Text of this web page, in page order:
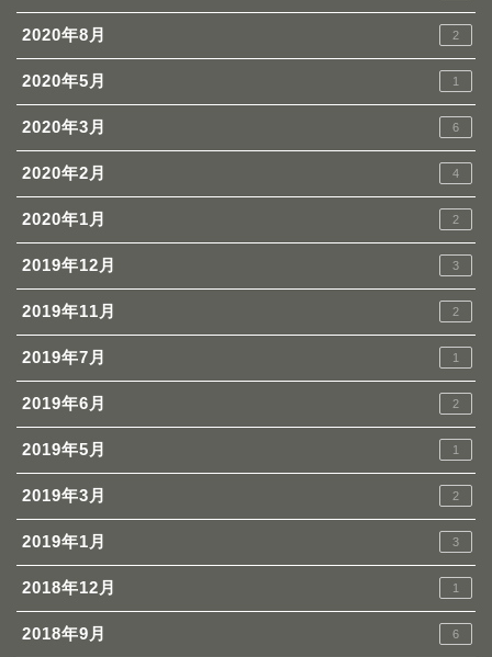
2020年8月 2
2020年5月 1
2020年3月 6
2020年2月 4
2020年1月 2
2019年12月 3
2019年11月 2
2019年7月 1
2019年6月 2
2019年5月 1
2019年3月 2
2019年1月 3
2018年12月 1
2018年9月 6